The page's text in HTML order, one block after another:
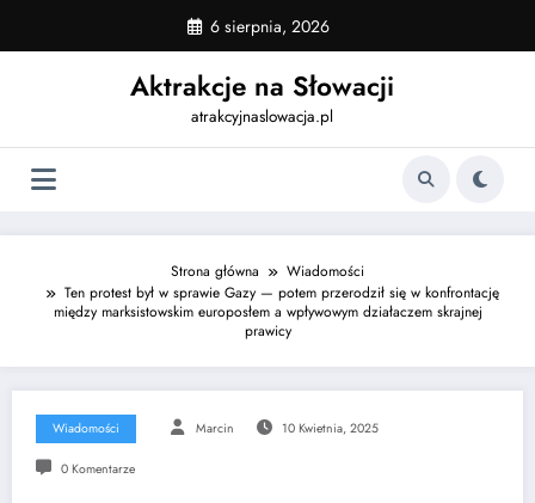
content
6 sierpnia, 2026
Aktrakcje na Słowacji
atrakcyjnaslowacja.pl
Strona główna
Wiadomości
Ten protest był w sprawie Gazy — potem przerodził się w konfrontację
między marksistowskim europosłem a wpływowym działaczem skrajnej
prawicy
Wiadomości Marcin 10 Kwietnia, 2025
0 Komentarze